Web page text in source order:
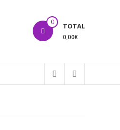
0 TOTAL
0,00€